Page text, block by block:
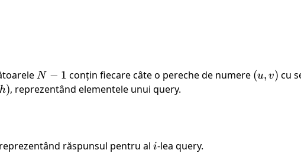
N-
1
N − 1 conțin fiecare câte o pereche de numere (u,
(u, v) cu
h), reprezentând elementele unui query.
răspunsul pentru al i
i-lea query.